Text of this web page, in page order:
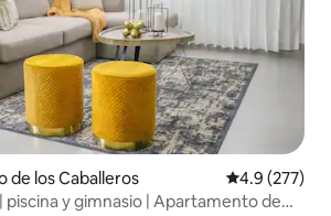
de los Caballeros Calificación
4.9 (277)
piscina y gimnasio | Apartamento de